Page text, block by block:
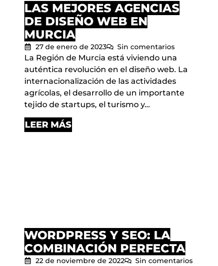
LAS MEJORES AGENCIAS
DE DISEÑO WEB EN
MURCIA
27 de enero de 2023 Sin comentarios
La Región de Murcia está viviendo una
auténtica revolución en el diseño web. La
internacionalización de las actividades
agrícolas, el desarrollo de un importante
tejido de startups, el turismo y…
LEER MÁS
WORDPRESS Y SEO: LA
COMBINACIÓN PERFECTA
22 de noviembre de 2022 Sin comentarios